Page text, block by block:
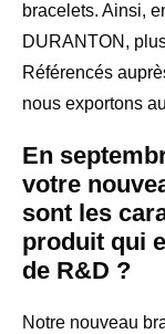
bracelets. Ainsi,
DURANTON,
Référencés
nous exportons
En
votre
sont les
produit qui
de R&D ?
Notre nouveau